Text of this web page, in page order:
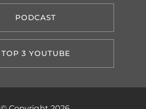
PODCAST
TOP 3 YOUTUBE